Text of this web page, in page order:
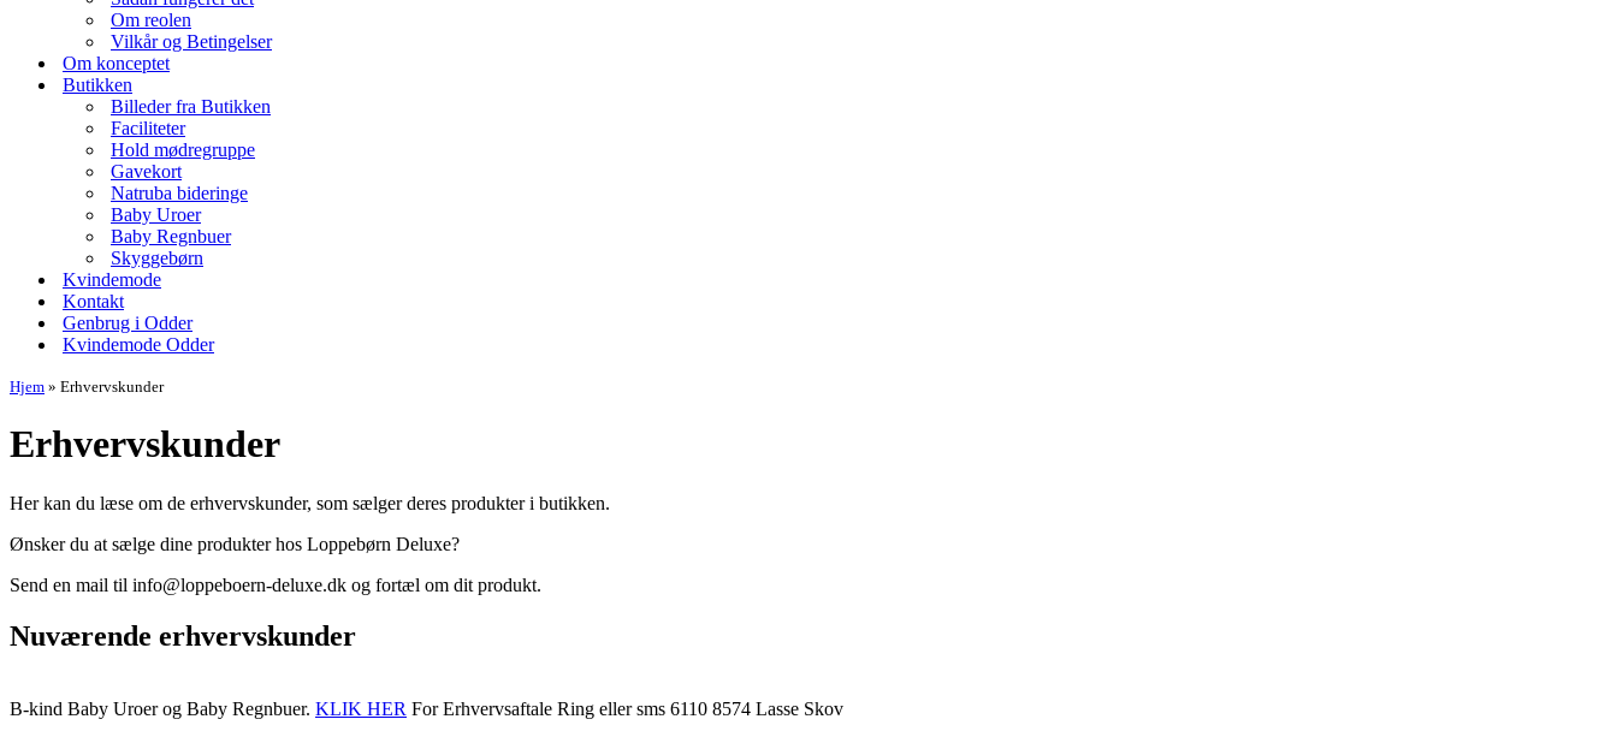
Om reolen
Vilkår og Betingelser
Om konceptet
Butikken
Billeder fra Butikken
Faciliteter
Hold mødregruppe
Gavekort
Natruba bideringe
Baby Uroer
Baby Regnbuer
Skyggebørn
Kvindemode
Kontakt
Genbrug i Odder
Kvindemode Odder
Hjem » Erhvervskunder
Erhvervskunder
Her kan du læse om de erhvervskunder, som sælger deres produkter i butikken.
Ønsker du at sælge dine produkter hos Loppebørn Deluxe?
Send en mail til info@loppeboern-deluxe.dk og fortæl om dit produkt.
Nuværende erhvervskunder
B-kind Baby Uroer og Baby Regnbuer. KLIK HER For Erhvervsaftale Ring eller sms 6110 8574 Lasse Skov